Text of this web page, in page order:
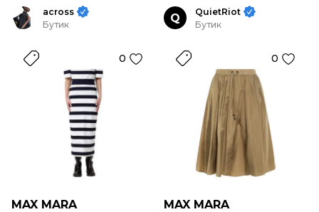
across
Бутик
0
MAX MARA
Q
QuietRiot
Бутик
0
MAX MARA